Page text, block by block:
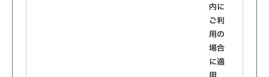
内に
ご利
用の
場合
に適